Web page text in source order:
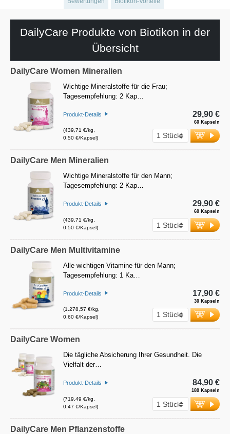
DailyCare Produkte von Biotikon in der
Übersicht
DailyCare Women Mineralien
Wichtige Mineralstoffe für die Frau;
Tagesempfehlung: 2 Kap…
Produkt-Details
(439,71 €/kg,
0,50 €/Kapsel)
60 Kapseln
29,90 €
DailyCare Men Mineralien
Wichtige Mineralstoffe für den Mann;
Tagesempfehlung: 2 Kap…
Produkt-Details
(439,71 €/kg,
0,50 €/Kapsel)
60 Kapseln
29,90 €
DailyCare Men Multivitamine
Alle wichtigen Vitamine für den Mann;
Tagesempfehlung: 1 Ka…
Produkt-Details
(1.278,57 €/kg,
0,60 €/Kapsel)
30 Kapseln
17,90 €
DailyCare Women
Die tägliche Absicherung Ihrer Gesundheit. Die
Vielfalt der…
Produkt-Details
(719,49 €/kg,
0,47 €/Kapsel)
180 Kapseln
84,90 €
DailyCare Men Pflanzenstoffe